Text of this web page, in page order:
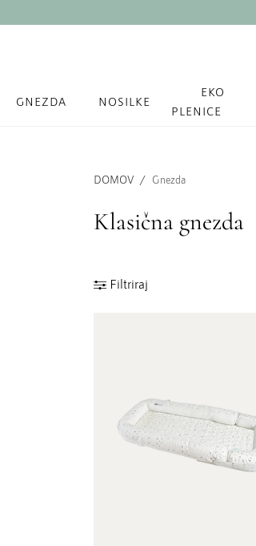
GNEZDA NOSILKE
EKO
PLENICE
DOMOV Gnezda
Klasična gnezda
Filtriraj